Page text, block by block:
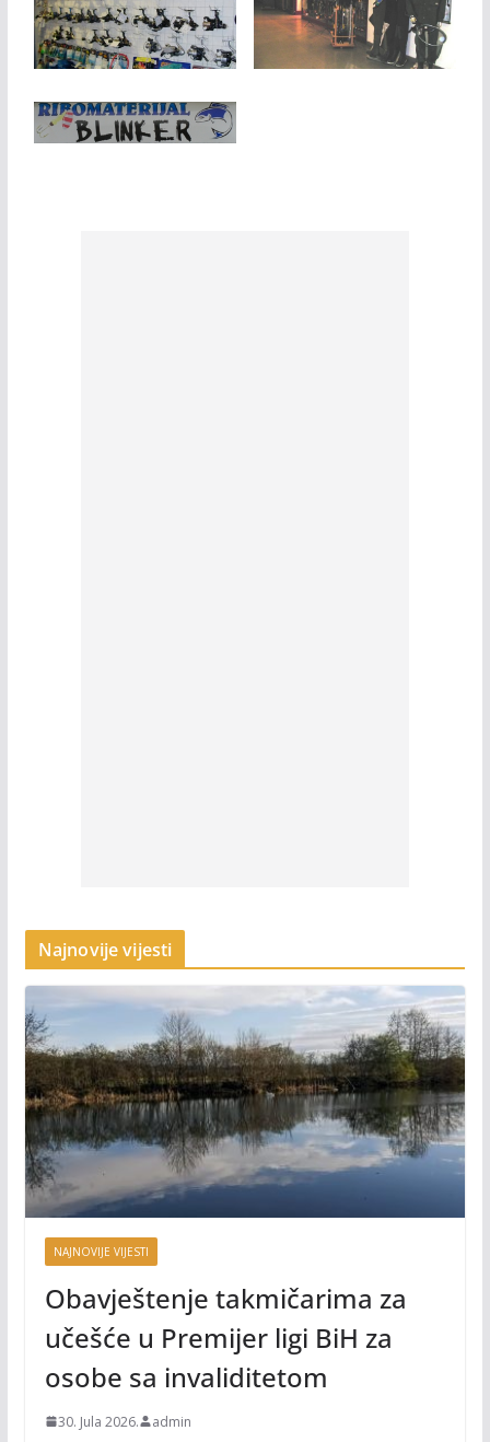
Najnovije vijesti
NAJNOVIJE VIJESTI
Obavještenje takmičarima za
učešće u Premijer ligi BiH za
osobe sa invaliditetom
30. Jula 2026. admin